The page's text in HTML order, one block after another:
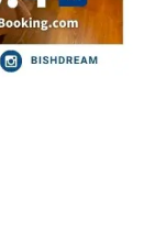
評分：3 分，滿分為 5。